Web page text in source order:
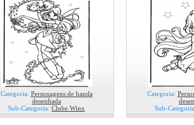
Categoria: Personagens de banda
desenhada
Sub-Categoria: Clube Winx
Categoria:
Sub-